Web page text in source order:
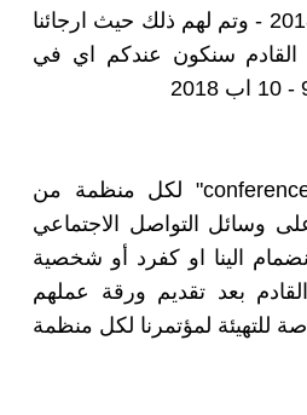
أكدوا على ضرورة مشاركتنا مرة اخرى في مؤتمر 2018 - وتم لهم ذلك حيث ارجائنا
القادم سنكون عندكم اي في
1- عقد اجتماع عام على شكل مؤتمر يسمى "conference" لكل منظمة من
وسائل التواصل الاجتماعي
الينا او كفرد أو شخصية
بعد تقديم ورقة عملهم
للتهيئة لمؤتمرنا لكل منظمة